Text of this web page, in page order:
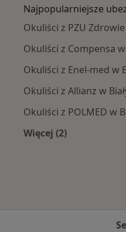
Najpopularniejsze
Okuliści z PZU
Okuliści z Compensa
Okuliści z Enel-med w
Okuliści z Allianz w
Okuliści z POLMED w
Więcej (2)